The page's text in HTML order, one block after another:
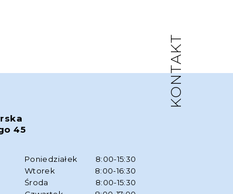
KONTAKT
45
Poniedziałek
8:00-15:30
Wtorek
8:00-16:30
Środa
8:00-15:30